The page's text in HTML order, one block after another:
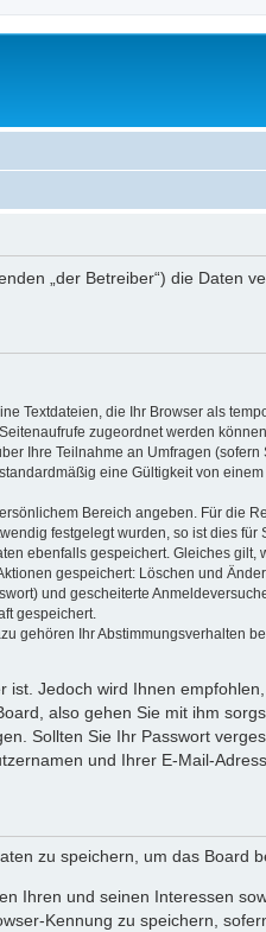
„der Betreiber“) die Daten
Textdateien, die Ihr Browser als
zugeordnet werden
Ihre Teilnahme an Umfragen
eine Gültigkeit von
Bereich angeben. Für die
festgelegt wurden, so ist dies für
ebenfalls gespeichert. Gleiches
gespeichert: Löschen und
und gescheiterte
gespeichert.
gehören Ihr Abstimmungsverhalten
Jedoch wird Ihnen
also gehen Sie mit ihm
Sollten Sie Ihr Passwort
und Ihrer E-Mail-
zu speichern, um das Board
Ihren und seinen Interessen
Kennung zu speichern,